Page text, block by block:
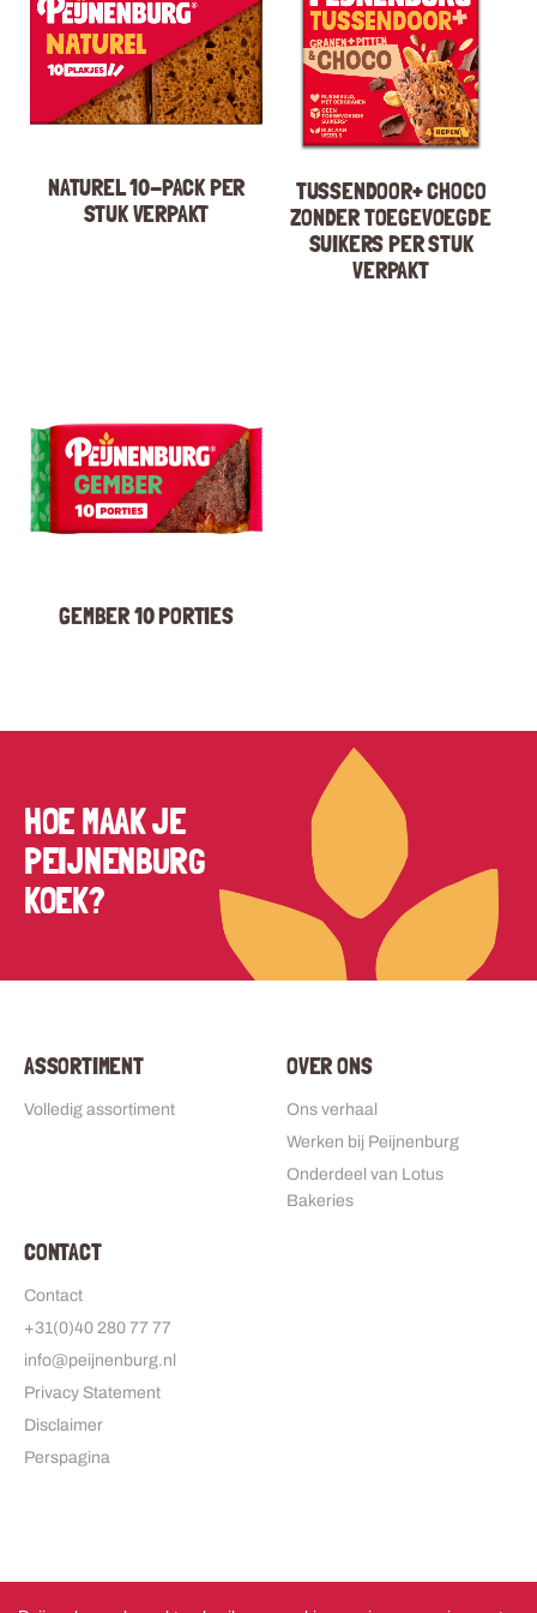
NATUREL 10-PACK PER
STUK VERPAKT
TUSSENDOOR+ CHOCO
ZONDER TOEGEVOEGDE
SUIKERS PER STUK
VERPAKT
GEMBER 10 PORTIES
HOE MAAK JE
PEIJNENBURG
KOEK?
ASSORTIMENT
Volledig assortiment
OVER ONS
Ons verhaal
Werken bij Peijnenburg
Onderdeel van Lotus
Bakeries
CONTACT
Contact
+31(0)40 280 77 77
info@peijnenburg.nl
Privacy Statement
Disclaimer
Perspagina